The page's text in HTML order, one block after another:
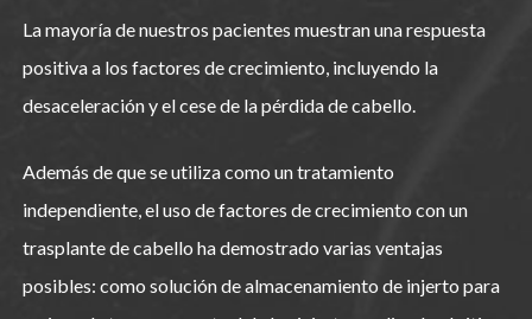
La mayoría de nuestros pacientes muestran una respuesta
positiva a los factores de crecimiento, incluyendo la
desaceleración y el cese de la pérdida de cabello.
Además de que se utiliza como un tratamiento
independiente, el uso de factores de crecimiento con un
trasplante de cabello ha demostrado varias ventajas
posibles: como solución de almacenamiento de injerto para